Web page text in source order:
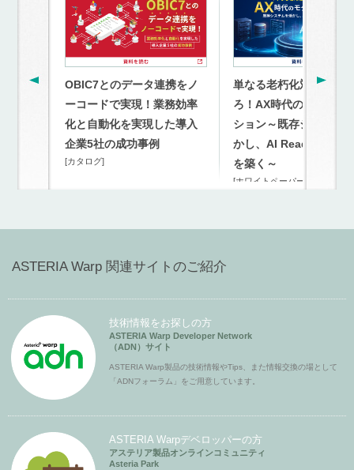
OBIC7とのデータ連携をノ
ーコードで実現！業務効率
化と自動化を実現した導入
企業5社の成功事例
[カタログ]
単なる老朽化対策を超
ろ！AX時代のモダナイ
ション～既存システム
かし、AI Readyな連携
を築く～
[ホワイトペーパー]
ASTERIA Warp 関連サイトのご紹介
技術情報をお探しの方
ASTERIA Warp Developer Network
（ADN）サイト
ASTERIA Warp製品の技術情報やTips、また情報交換の場として
「ADNフォーラム」をご用意しています。
ASTERIA Warpデベロッパーの方
アステリア製品オンラインコミュニティ
Asteria Park